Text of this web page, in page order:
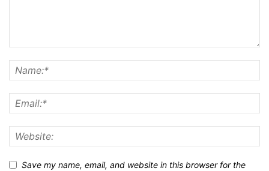
Save my name, email, and website in this browser for the